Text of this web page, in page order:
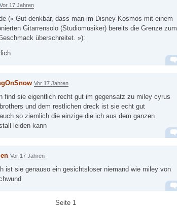
Vor 17 Jahren
(« Gut denkbar, dass man im Disney-Kosmos mit einem
Gitarrensolo (Studiomusiker) bereits die Grenze zum
überschreitet. »):
Vor 17 Jahren
find sie eigentlich recht gut im gegensatz zu miley cyrus
und dem restlichen dreck ist sie echt gut
so ziemlich die einzige die ich aus dem ganzen
leiden kann
Vor 17 Jahren
ist sie genauso ein gesichtsloser niemand wie miley von
Seite 1